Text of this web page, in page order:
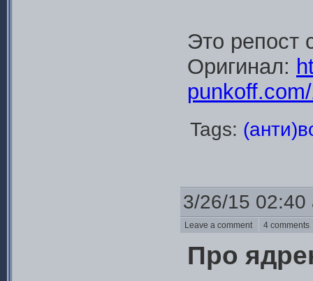
Это репост
Оригинал:
Tags:
3/26/15 02:40
Leave a comment 4
Про